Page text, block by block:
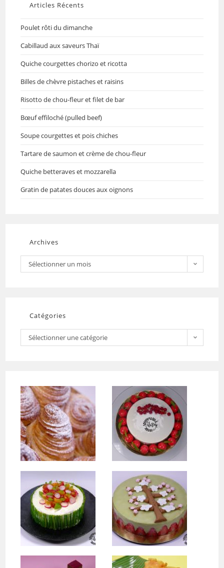
Articles Récents
Poulet rôti du dimanche
Cabillaud aux saveurs Thaï
Quiche courgettes chorizo et ricotta
Billes de chèvre pistaches et raisins
Risotto de chou-fleur et filet de bar
Bœuf effiloché (pulled beef)
Soupe courgettes et pois chiches
Tartare de saumon et crème de chou-fleur
Quiche betteraves et mozzarella
Gratin de patates douces aux oignons
Archives
Sélectionner un mois
Catégories
Sélectionner une catégorie